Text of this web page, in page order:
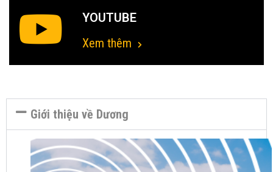
YOUTUBE
Xem thêm
Giới thiệu về Dương